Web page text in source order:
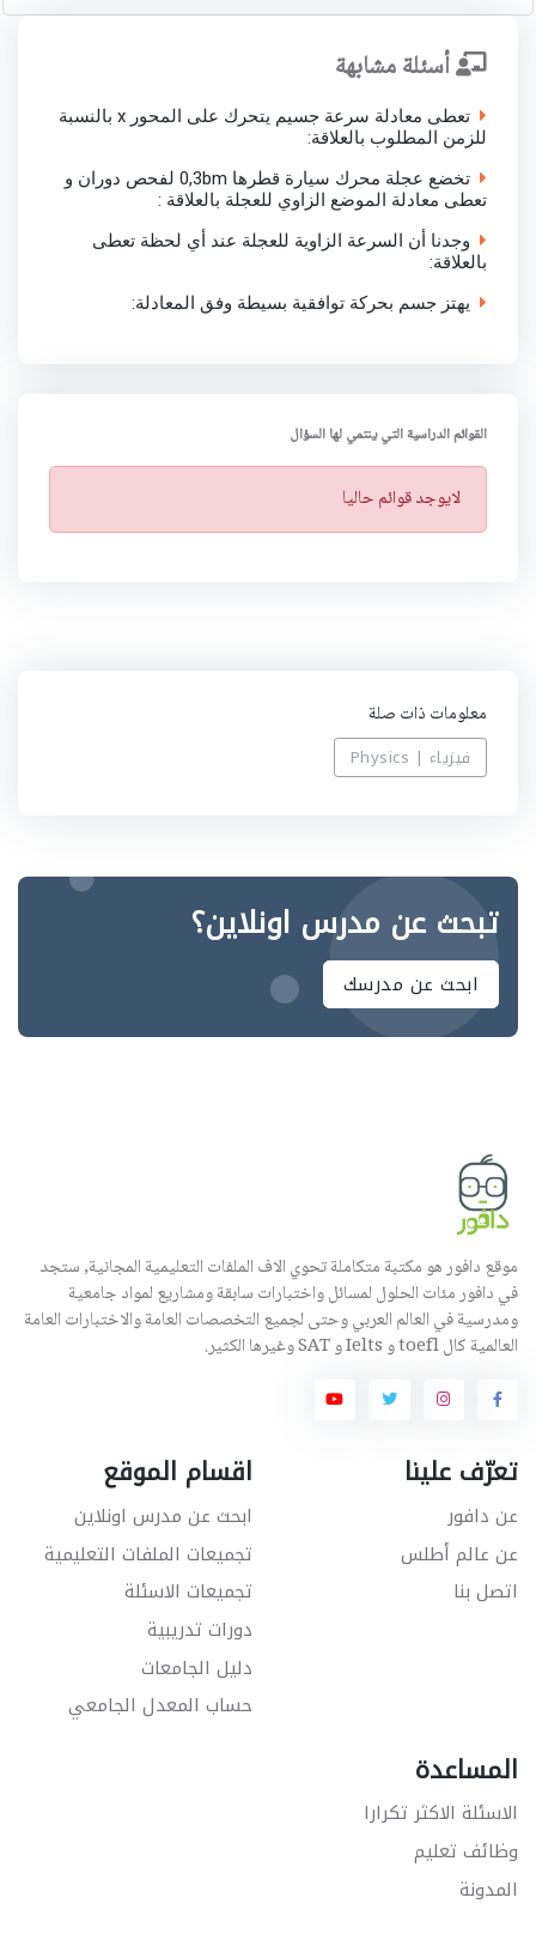
أسئلة مشابهة
تعطى معادلة سرعة جسيم يتحرك على المحور x بالنسبة
للزمن المطلوب بالعلاقة:
تخضع عجلة محرك سيارة قطرها 0,3bm لفحص دوران و
تعطى معادلة الموضع الزاوي للعجلة بالعلاقة :
وجدنا أن السرعة الزاوية للعجلة عند أي لحظة تعطى
بالعلاقة:
يهتز جسم بحركة توافقية بسيطة وفق المعادلة:
القوائم الدراسية التي ينتمي لها السؤال
ت
ن
لايوجد قوائم حاليا
معلومات ذات صلة
فيزياء | Physics
تبحث عن مدرس اونلاين؟
ابحث عن مدرسك
موقع دافور هو مكتبة متكاملة تحوي الاف الملفات التعليمية المجانية, ستجد
في دافور مئات الحلول لمسائل واختبارات سابقة ومشاريع لمواد جامعية
ومدرسية في العالم العربي وحتى لجميع التخصصات العامة والاختبارات العامة
العالمية كال toefl و Ielts و SAT وغيرها الكثير.
تعرّف علينا
عن دافور
عن عالم أطلس
اتصل بنا
اقسام الموقع
ابحث عن مدرس اونلاين
تجميعات الملفات التعليمية
تجميعات الاسئلة
دورات تدريبية
دليل الجامعات
حساب المعدل الجامعي
المساعدة
الاسئلة الاكثر تكرارا
وظائف تعليم
المدونة